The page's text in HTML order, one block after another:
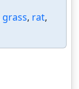
grass, rat,